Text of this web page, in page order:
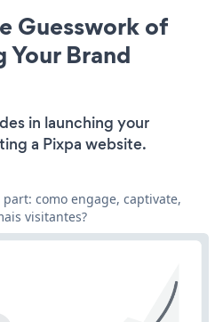
Guesswork of
Your Brand
in launching your
a Pixpa website.
como engage, captivate,
visitantes?